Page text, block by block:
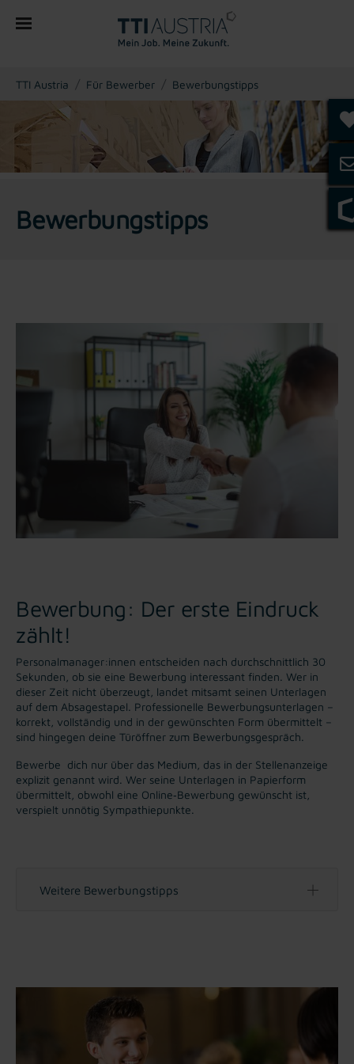
You are here:
TTI Austria Für Bewerber Bewerbungstipps
Bewerbungstipps
Bewerbung: Der erste Eindruck
zählt!
Personalmanager:innen entscheiden nach durchschnittlich 30
Sekunden, ob sie eine Bewerbung interessant finden. Wer in
dieser Zeit nicht überzeugt, landet mitsamt seinen Unterlagen
auf dem Absagestapel. Professionelle Bewerbungsunterlagen –
korrekt, vollständig und in der gewünschten Form übermittelt –
sind hingegen deine Türöffner zum Bewerbungsgespräch.
Bewerbe dich nur über das Medium, das in der Stellenanzeige
explizit genannt wird. Wer seine Unterlagen in Papierform
übermittelt, obwohl eine Online‐Bewerbung gewünscht ist,
verspielt unnötig Sympathiepunkte.
Weitere Bewerbungstipps